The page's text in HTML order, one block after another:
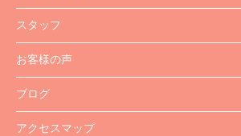
スタッフ
お客様の声
ブログ
アクセスマップ